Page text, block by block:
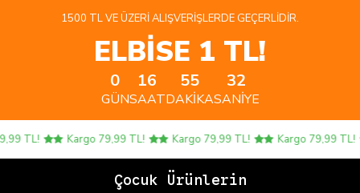
1500 TL VE ÜZERI ALIŞVERIŞLERDE GEÇERLIDIR.
ELBİSE 1 TL!
0
GÜN
16
SAAT
55
DAKIKA
32
SANIYE
TL! Kargo 79,99 TL! Kargo 79,99 TL! Kargo 79,99 TL!
Çocuk Ürünlerinde 4